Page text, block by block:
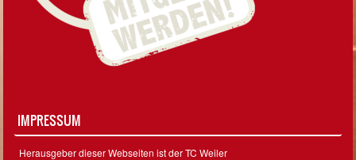
IMPRESSUM
Herausgeber dieser Webseiten ist der TC Weiler